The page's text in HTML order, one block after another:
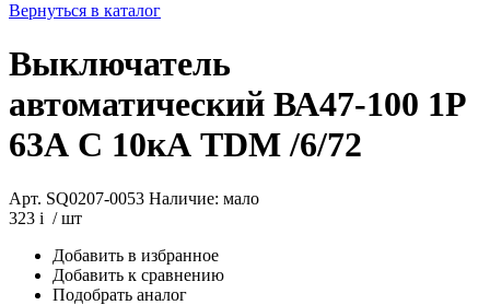
Вернуться в каталог
Выключатель
автоматический ВА47-100 1Р
63А C 10кА TDM /6/72
Арт. SQ0207-0053 Наличие: мало
323 i / шт
Добавить в избранное
Добавить к сравнению
Подобрать аналог